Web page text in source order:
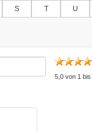
S T U
5,0 von 1 bis